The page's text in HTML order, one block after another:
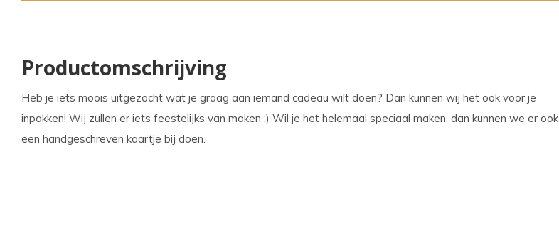
Productomschrijving
Heb je iets moois uitgezocht wat je graag aan iemand cadeau wilt doen? Dan kunnen wij het ook voor je
inpakken! Wij zullen er iets feestelijks van maken :) Wil je het helemaal speciaal maken, dan kunnen we er ook
een handgeschreven kaartje bij doen.